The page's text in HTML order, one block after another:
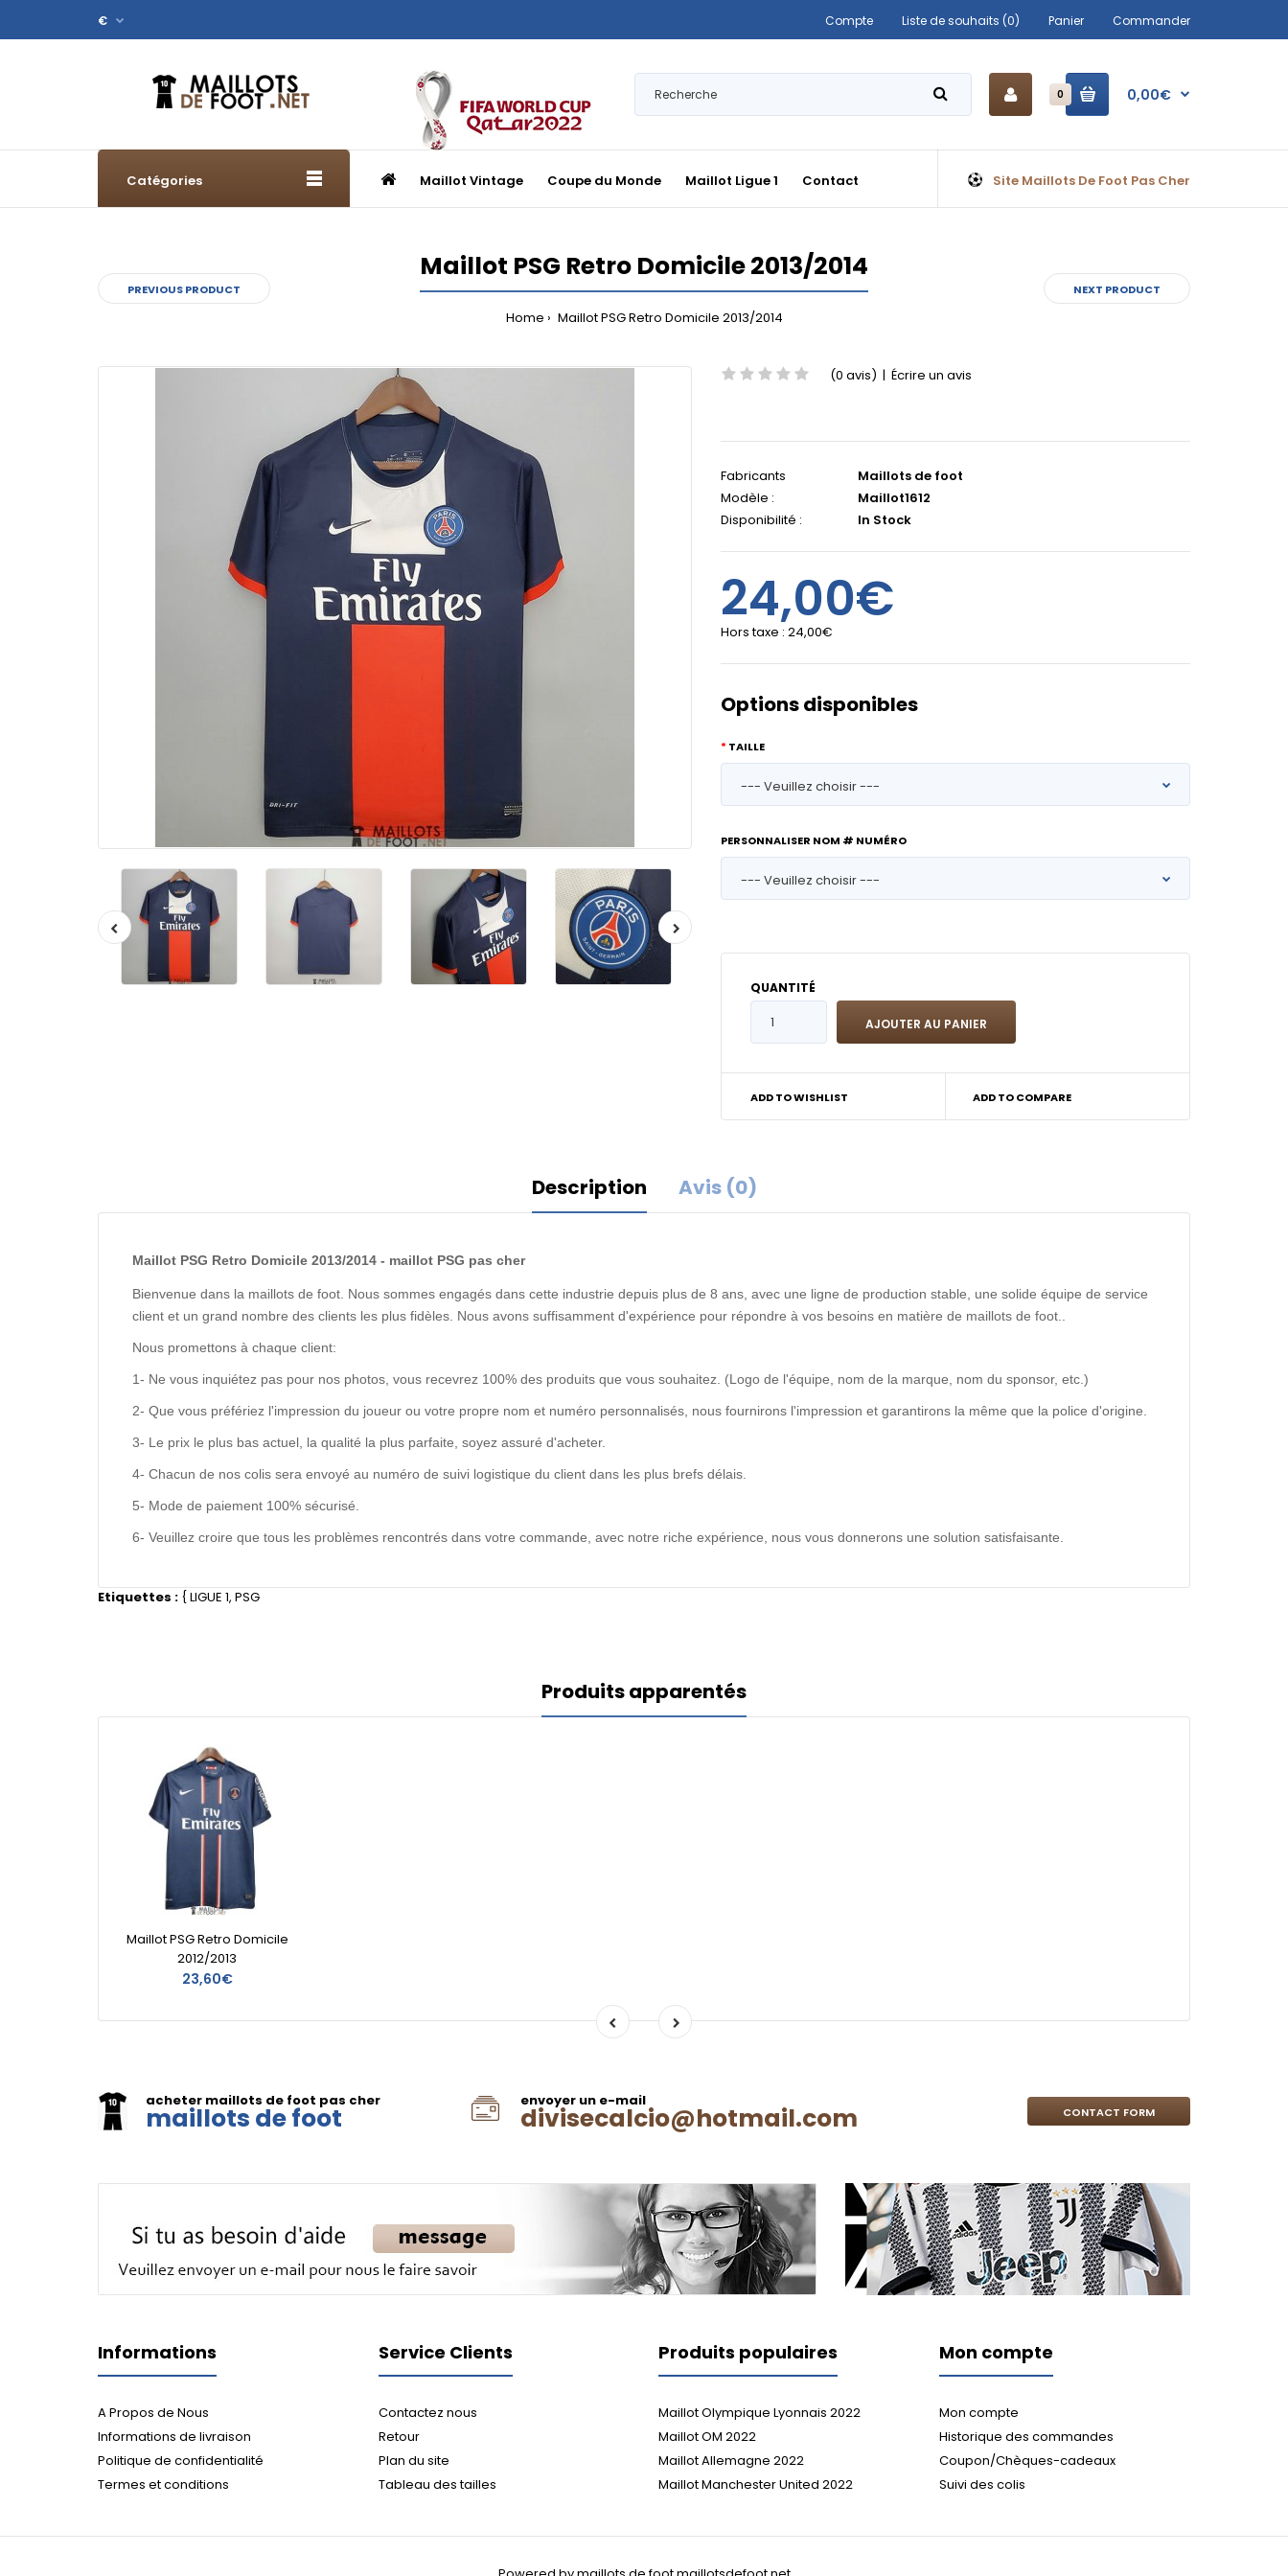
Compte Liste de souhaits (0) Panier Commander
€
0 0,00€
Catégories Maillot Vintage Coupe du Monde Maillot Ligue 1 Contact Site Maillots De Foot Pas Cher
PREVIOUS PRODUCT
Maillot PSG Retro Domicile 2013/2014
Home Maillot PSG Retro Domicile 2013/2014
NEXT PRODUCT
(0 avis) | Écrire un avis
Fabricants
Maillots de foot
Modèle :
Maillot1612
Disponibilité :
In Stock
24,00€
Hors taxe : 24,00€
Options disponibles
TAILLE
PERSONNALISER NOM # NUMÉRO
QUANTITÉ
ADD TO WISHLIST ADD TO COMPARE
Description Avis (0)
Maillot PSG Retro Domicile 2013/2014 - maillot PSG pas cher
Bienvenue dans la maillots de foot. Nous sommes engagés dans cette industrie depuis plus de 8 ans, avec une ligne de production stable, une solide équipe de service
client et un grand nombre des clients les plus fidèles. Nous avons suffisamment d'expérience pour répondre à vos besoins en matière de maillots de foot..
Nous promettons à chaque client:
1- Ne vous inquiétez pas pour nos photos, vous recevrez 100% des produits que vous souhaitez. (Logo de l'équipe, nom de la marque, nom du sponsor, etc.)
2- Que vous préfériez l'impression du joueur ou votre propre nom et numéro personnalisés, nous fournirons l'impression et garantirons la même que la police d'origine.
3- Le prix le plus bas actuel, la qualité la plus parfaite, soyez assuré d'acheter.
4- Chacun de nos colis sera envoyé au numéro de suivi logistique du client dans les plus brefs délais.
5- Mode de paiement 100% sécurisé.
6- Veuillez croire que tous les problèmes rencontrés dans votre commande, avec notre riche expérience, nous vous donnerons une solution satisfaisante.
Etiquettes : {LIGUE 1, PSG
Produits apparentés
Maillot PSG Retro Domicile
2012/2013
23,60€
acheter maillots de foot pas cher
maillots de foot
envoyer un e-mail
divisecalcio@hotmail.com CONTACT FORM
Informations
A Propos de Nous
Informations de livraison
Politique de confidentialité
Termes et conditions
Service Clients
Contactez nous
Retour
Plan du site
Tableau des tailles
Produits populaires
Maillot Olympique Lyonnais 2022
Maillot OM 2022
Maillot Allemagne 2022
Maillot Manchester United 2022
Mon compte
Mon compte
Historique des commandes
Coupon/Chèques-cadeaux
Suivi des colis